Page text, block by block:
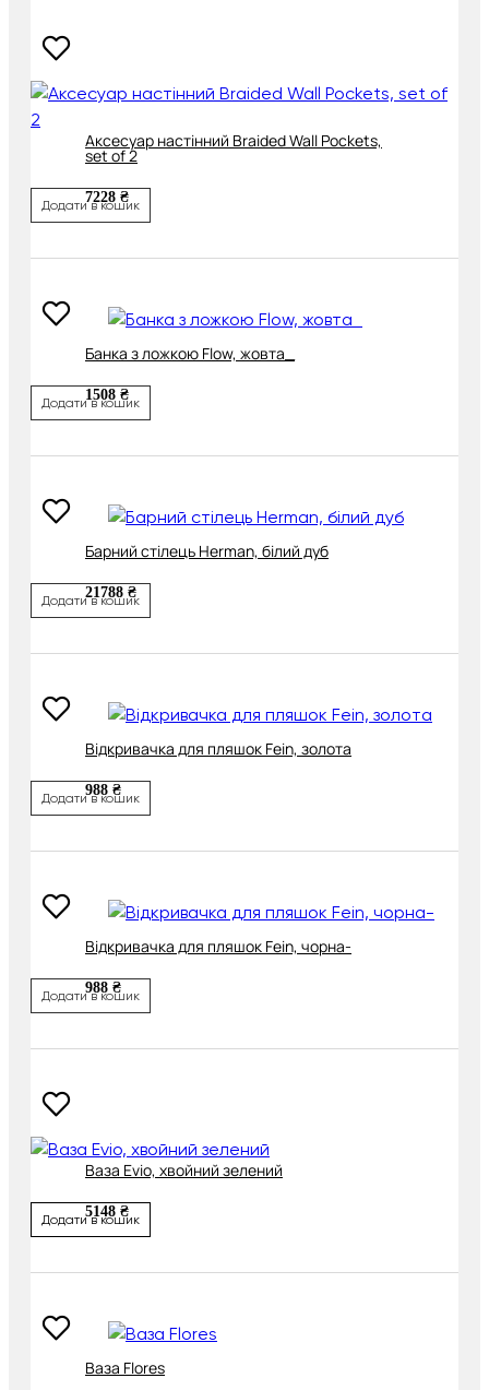
Аксесуар настінний Braided Wall Pockets,
set of 2
7228 ₴
Додати в кошик
Банка з ложкою Flow, жовта_
1508 ₴
Додати в кошик
Барний стілець Herman, білий дуб
21788 ₴
Додати в кошик
Відкривачка для пляшок Fein, золота
988 ₴
Додати в кошик
Відкривачка для пляшок Fein, чорна-
988 ₴
Додати в кошик
Ваза Evio, хвойний зелений
5148 ₴
Додати в кошик
Ваза Flores